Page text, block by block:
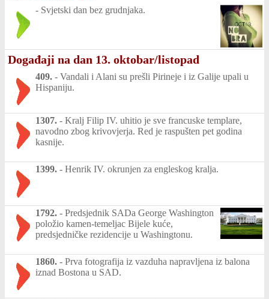
- Svjetski dan bez grudnjaka.
Događaji na dan 13. oktobar/listopad
409. - Vandali i Alani su prešli Pirineje i iz Galije upali u
Hispaniju.
1307. - Kralj Filip IV. uhitio je sve francuske templare,
navodno zbog krivovjerja. Red je raspušten pet godina
kasnije.
1399. - Henrik IV. okrunjen za engleskog kralja.
1792. - Predsjednik SADa George Washington
položio kamen-temeljac Bijele kuće,
predsjedničke rezidencije u Washingtonu.
1860. - Prva fotografija iz vazduha napravljena iz balona
iznad Bostona u SAD.